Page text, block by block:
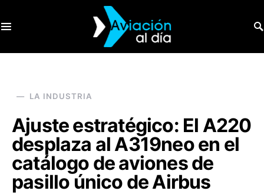
LA INDUSTRIA
Ajuste estratégico: El A220
desplaza al A319neo en el
catálogo de aviones de
pasillo único de Airbus